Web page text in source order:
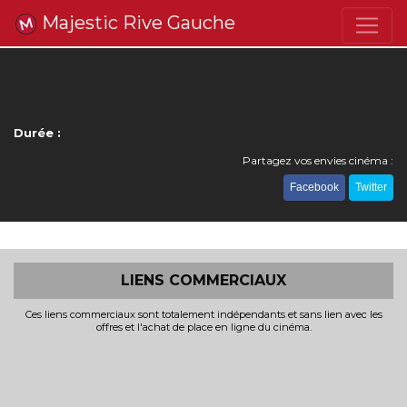
Majestic Rive Gauche
Durée :
Partagez vos envies cinéma :
Facebook Twitter
LIENS COMMERCIAUX
Ces liens commerciaux sont totalement indépendants et sans lien avec les
offres et l'achat de place en ligne du cinéma.